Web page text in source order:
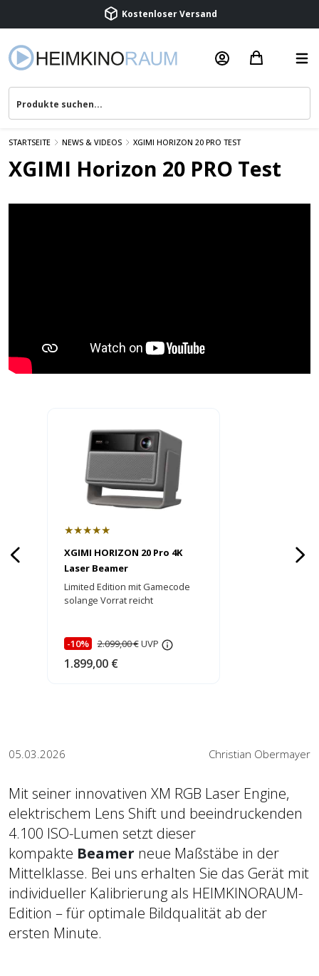
Beratung & Service
STARTSEITE NEWS & VIDEOS XGIMI HORIZON 20 PRO TEST
XGIMI Horizon 20 PRO Test
★★★★★
XGIMI HORIZON 20 Pro 4K
Laser Beamer
Limited Edition mit Gamecode
solange Vorrat reicht
-10% 2.099,00 €UVP
1.899,00 €
05.03.2026 Christian Obermayer
Mit seiner innovativen XM RGB Laser Engine,
elektrischem Lens Shift und beeindruckenden
4.100 ISO-Lumen setzt dieser
kompakte Beamer neue Maßstäbe in der
Mittelklasse. Bei uns erhalten Sie das Gerät mit
individueller Kalibrierung als HEIMKINORAUM-
Edition – für optimale Bildqualität ab der
ersten Minute.